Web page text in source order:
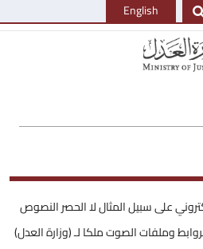
English
على سبيل المثال لا الحصر النصوص
وملفات الصوت ملكا لـ (وزارة العدل)